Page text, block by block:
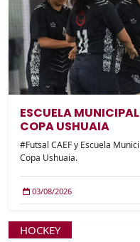
ESCUELA
COPA USHUAIA
#Futsal CAEF y Escuela
Copa Ushuaia.
03/08/2026
HOCKEY